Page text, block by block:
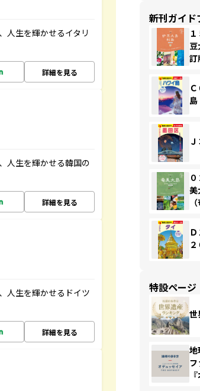
人生を輝かせるイタリ
詳細を見る
人生を輝かせる韓国の
詳細を見る
人生を輝かせるドイツ
詳細を見る
新刊ガイド
訂
特設ページ
世
地